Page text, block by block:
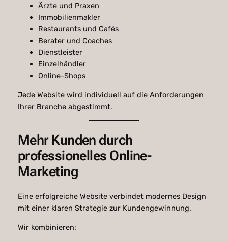
Ärzte und Praxen
Immobilienmakler
Restaurants und Cafés
Berater und Coaches
Dienstleister
Einzelhändler
Online-Shops
Jede Website wird individuell auf die Anforderungen
Ihrer Branche abgestimmt.
Mehr Kunden durch
professionelles Online-
Marketing
Eine erfolgreiche Website verbindet modernes Design
mit einer klaren Strategie zur Kundengewinnung.
Wir kombinieren: